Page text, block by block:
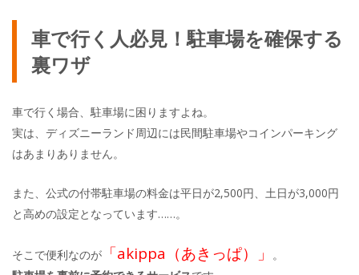
車で行く人必見！駐車場を確保する
裏ワザ
車で行く場合、駐車場に困りますよね。
実は、ディズニーランド周辺には民間駐車場やコインパーキング
はあまりありません。
また、公式の付帯駐車場の料金は平日が2,500円、土日が3,000円
と高めの設定となっています……。
そこで便利なのが 「akippa（あきっぱ）」
。